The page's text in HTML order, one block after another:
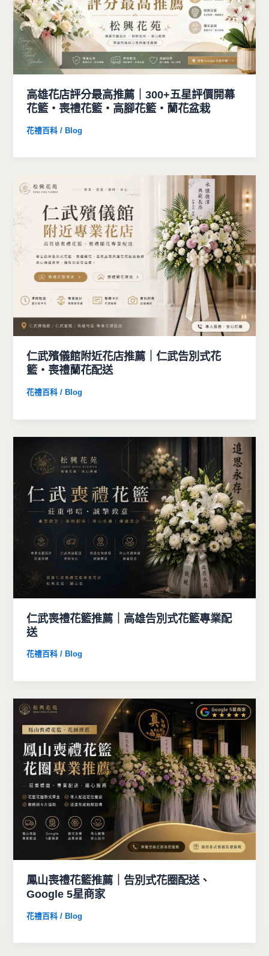
高雄花店評分最高推薦｜300+五星評價開幕
花籃・喪禮花籃・高腳花籃・蘭花盆栽
花禮百科 / Blog
仁武殯儀館附近花店推薦｜仁武告別式花
籃・喪禮蘭花配送
花禮百科 / Blog
仁武喪禮花籃推薦｜高雄告別式花籃專業配
送
花禮百科 / Blog
鳳山喪禮花籃推薦｜告別式花圈配送、
Google 5星商家
花禮百科 / Blog